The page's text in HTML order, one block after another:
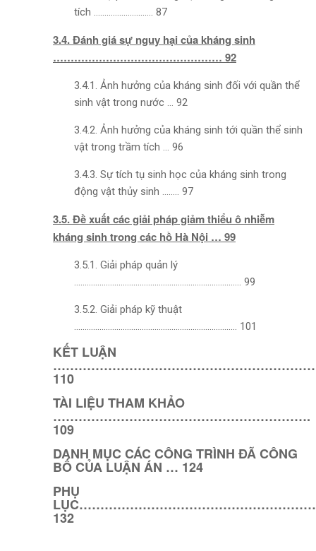
tích ………………………. 87
3.4. Đánh giá sự nguy hại của kháng sinh
………………………………………… 92
3.4.1. Ảnh hưởng của kháng sinh đối với quần thể
sinh vật trong nước … 92
3.4.2. Ảnh hưởng của kháng sinh tới quần thể sinh
vật trong trầm tích … 96
3.4.3. Sự tích tụ sinh học của kháng sinh trong
động vật thủy sinh …….. 97
3.5. Đề xuất các giải pháp giảm thiểu ô nhiễm
kháng sinh trong các hồ Hà Nội … 99
3.5.1. Giải pháp quản lý
……………………………………………………………………. 99
3.5.2. Giải pháp kỹ thuật
………………………………………………………………….. 101
KẾT LUẬN
110
TÀI LIỆU THAM KHẢO
…………………………………………………….
109
DANH MỤC CÁC CÔNG TRÌNH ĐÃ CÔNG
BỐ CỦA LUẬN ÁN … 124
PHỤ
132